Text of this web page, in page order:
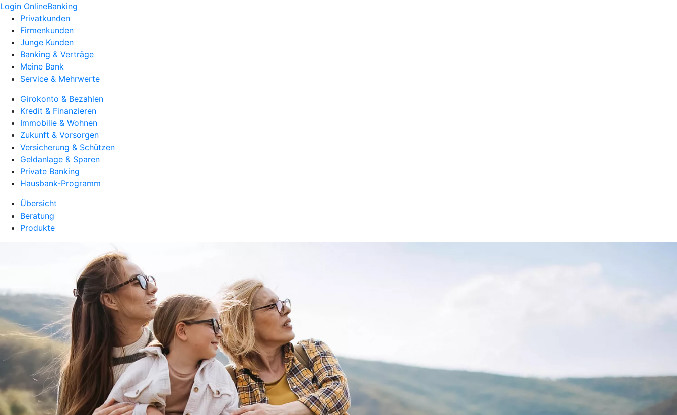
Login OnlineBanking
Privatkunden
Firmenkunden
Junge Kunden
Banking & Verträge
Meine Bank
Service & Mehrwerte
Girokonto & Bezahlen
Kredit & Finanzieren
Immobilie & Wohnen
Zukunft & Vorsorgen
Versicherung & Schützen
Geldanlage & Sparen
Private Banking
Hausbank-Programm
Übersicht
Beratung
Produkte